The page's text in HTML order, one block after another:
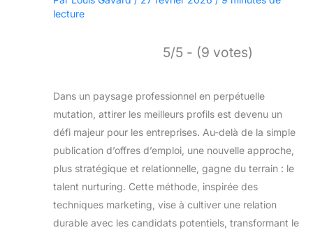
lecture
5/5 - (9 votes)
Dans un paysage professionnel en perpétuelle
mutation, attirer les meilleurs profils est devenu un
défi majeur pour les entreprises. Au-delà de la simple
publication d’offres d’emploi, une nouvelle approche,
plus stratégique et relationnelle, gagne du terrain : le
talent nurturing. Cette méthode, inspirée des
techniques marketing, vise à cultiver une relation
durable avec les candidats potentiels, transformant le